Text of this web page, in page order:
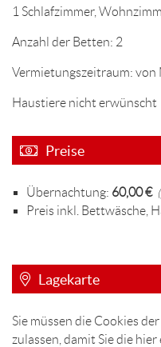
1 Schlafzimmer,
Anzahl der Betten: 2
Vermietungszeitraum:
Haustiere nicht erwünscht
Preise
Übernachtung: 60,00 €
Preis inkl. Bettwäsche,
Lagekarte
Sie müssen die Cookies
zulassen, damit Sie die